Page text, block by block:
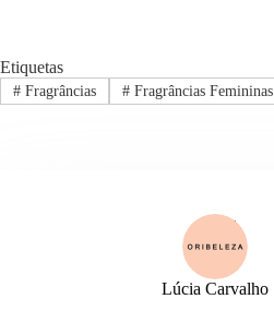
Etiquetas
#Fragrâncias #Fragrâncias Femininas
Lúcia Carvalho